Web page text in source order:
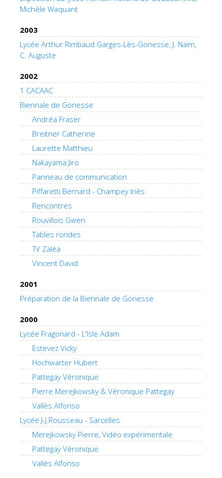
Michèle Waquant
2003
Lycée Arthur Rimbaud Garges-Lès-Gonesse, J. Naïm,
C. Auguste
2002
1 CACAAC
Biennale de Gonesse
Andréa Fraser
Breitner Catherine
Laurette Matthieu
Nakayama Jiro
Panneau de communication
Piffaretti Bernard - Champey Inès
Rencontres
Rouvillois Gwen
Tables rondes
TV Zaléa
Vincent David
2001
Préparation de la Biennale de Gonesse
2000
Lycée Fragonard - L'Isle Adam
Estevez Vicky
Hochwarter Hubert
Pattegay Véronique
Pierre Merejkowsky & Véronique Pattegay
Vallès Alfonso
Lycée J-J.Rousseau - Sarcelles
Merejkowsky Pierre, Vidéo expérimentale
Pattegay Véronique
Vallès Alfonso